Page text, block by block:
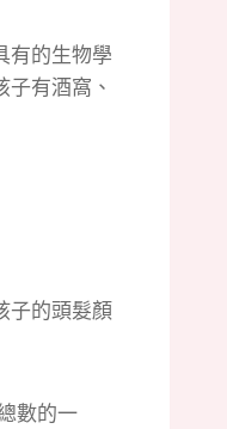
有的生物學
有酒窩、
子的頭髮顏
數的一